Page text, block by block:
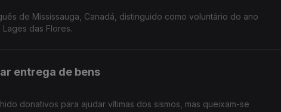
de Mississauga, Canadá, distinguido como voluntário do ano
das Flores.
entrega de bens
donativos para ajudar vítimas dos sismos, mas queixam-se